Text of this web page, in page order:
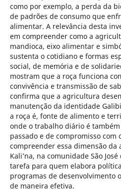
como por exemplo, a perda da
de padrões de consumo que
alimentar. A relevância desta
em compreender como a
mandioca, eixo alimentar e
sustenta o cotidiano e formas
social, de memória e de
mostram que a roça funciona
convivência e transmissão de
confirma que a agricultura
manutenção da identidade
a roça é, fonte de alimento e
onde o trabalho diário é
passado e de compromisso com
compreender essa dimensão
Kali’na, na comunidade São
tarefa para quem elabora
programas de desenvolvimento
de maneira efetiva.